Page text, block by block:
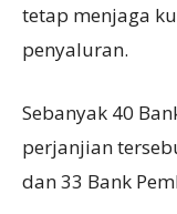
tetap menjaga
penyaluran.
Sebanyak 40
perjanjian
dan 33 Bank